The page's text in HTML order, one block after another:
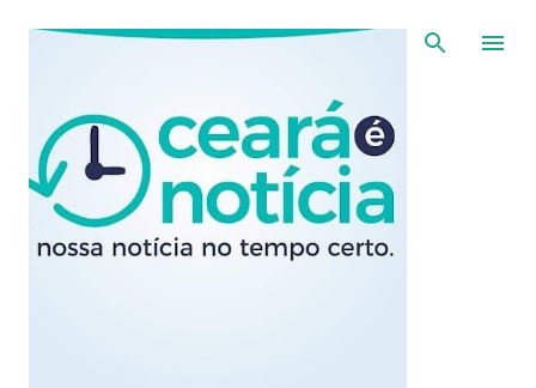
Pular para o conteúdo principal